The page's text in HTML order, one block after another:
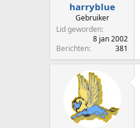
harryblue
Gebruiker
Lid geworden
8 jan 2002
Berichten
381